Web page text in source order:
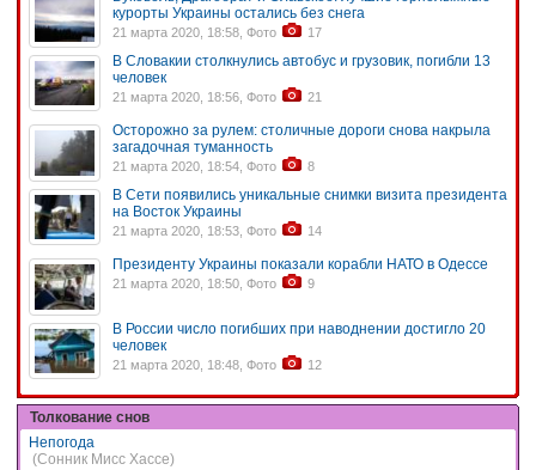
курорты Украины остались без снега
21 марта 2020, 18:58, Фото 17
В Словакии столкнулись автобус и грузовик, погибли 13
человек
21 марта 2020, 18:56, Фото 21
Осторожно за рулем: столичные дороги снова накрыла
загадочная туманность
21 марта 2020, 18:54, Фото 8
В Сети появились уникальные снимки визита президента
на Восток Украины
21 марта 2020, 18:53, Фото 14
Президенту Украины показали корабли НАТО в Одессе
21 марта 2020, 18:50, Фото 9
В России число погибших при наводнении достигло 20
человек
21 марта 2020, 18:48, Фото 12
Толкование снов
Непогода
(Сонник Мисс Хассе)